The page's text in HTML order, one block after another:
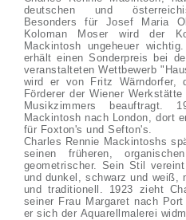
deutschen und
Besonders für Josef Maria
Koloman Moser wird der
Mackintosh ungeheuer
erhält einen Sonderpreis bei
veranstalteten Wettbewerb
wird er von Fritz Wärndorfer,
Förderer der Wiener
Musikzimmers beauftragt.
Mackintosh nach London, dort
für Foxton's und Sefton's.
Charles Rennie Mackintoshs
seinen früheren,
geometrischer. Sein Stil
und dunkel, schwarz und weiß,
und traditionell. 1923 zieht
seiner Frau Margaret nach
er sich der Aquarellmalerei